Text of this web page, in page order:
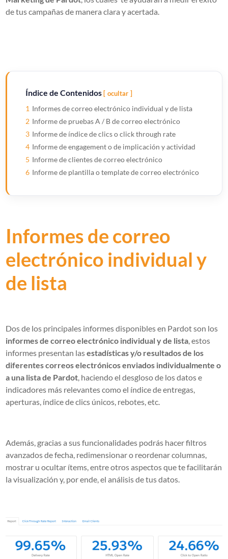
de tus campañas de manera clara y acertada.
Índice de Contenidos ocultar
1 Informes de correo electrónico individual y de lista
2 Informe de pruebas A / B de correo electrónico
3 Informe de índice de clics o click through rate
4 Informe de engagement o de implicación y actividad
5 Informe de clientes de correo electrónico
6 Informe de plantilla o template de correo electrónico
Informes de correo
electrónico individual y
de lista
Dos de los principales informes disponibles en Pardot son los
informes de correo electrónico individual y de lista, estos
informes presentan lasestadísticas y/o resultados de los
diferentes correos electrónicos enviados individualmente o
a una lista de Pardot, haciendo el desgloso de los datos e
indicadores más relevantes como el índice de entregas,
aperturas, índice de clics únicos, rebotes, etc.
Además, gracias a sus funcionalidades podrás hacer filtros
avanzados de fecha, redimensionar o reordenar columnas,
mostrar u ocultar ítems, entre otros aspectos que te facilitarán
la visualización y, por ende, el análisis de tus datos.